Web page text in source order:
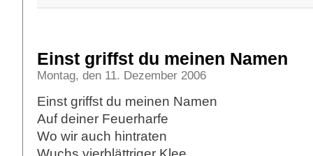
Einst griffst du meinen Namen
Montag, den 11. Dezember 2006
Einst griffst du meinen Namen
Auf deiner Feuerharfe
Wo wir auch hintraten